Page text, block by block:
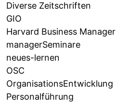
Diverse Zeitschriften
GIO
Harvard Business Manager
managerSeminare
neues-lernen
OSC
OrganisationsEntwicklung
Personalführung